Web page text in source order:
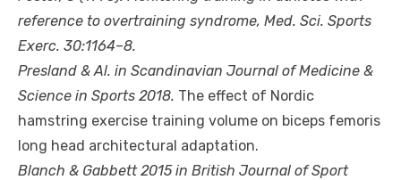
reference to overtraining syndrome, Med. Sci. Sports
Exerc. 30:1164–8.
Presland & Al. in Scandinavian Journal of Medicine &
Science in Sports 2018. The effect of Nordic
hamstring exercise training volume on biceps femoris
long head architectural adaptation.
Blanch & Gabbett 2015 in British Journal of Sport